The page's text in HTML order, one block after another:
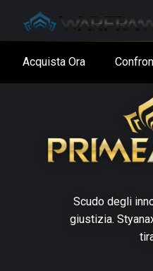
Acquista Ora
Scudo degli
giustizia.